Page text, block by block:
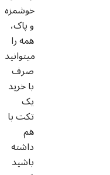
خوشمزه
و پاک،
همه را
میتوانید
صرف
با خرید
یک
تکت با
هم
داشته
باشید